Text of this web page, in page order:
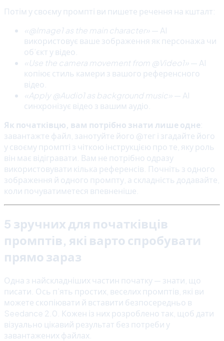
Потім у своєму промпті ви пишете речення на кшталт:
«@Image1 as the main character»— AI
використовує ваше зображення як персонажа чи
об’єкт у відео.
«Use the camera movement from @Video1»— AI
копіює стиль камери з вашого референсного
відео.
«Apply @Audio1 as background music»— AI
синхронізує відео з вашим аудіо.
Як початківцю, вам потрібно знати лише одне:
завантажте файл, занотуйте його @тег і згадайте його
у своєму промпті з чіткою інструкцією про те, яку роль
він має відігравати. Вам не потрібно одразу
використовувати кілька референсів. Почніть з одного
зображення й одного промпту, а складність додавайте,
коли почуватиметеся впевненіше.
5 зручних для початківців
промптів, які варто спробувати
прямо зараз
Одна з найскладніших частин початку — знати, що
писати. Ось п’ять простих, веселих промптів, які ви
можете скопіювати й вставити безпосередньо в
Seedance 2.0. Кожен із них розроблено так, щоб дати
візуально цікавий результат без потреби у
завантажених файлах.